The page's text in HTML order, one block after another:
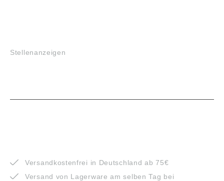
Stellenanzeigen
Versandkostenfrei in Deutschland ab 75€
Versand von Lagerware am selben Tag bei